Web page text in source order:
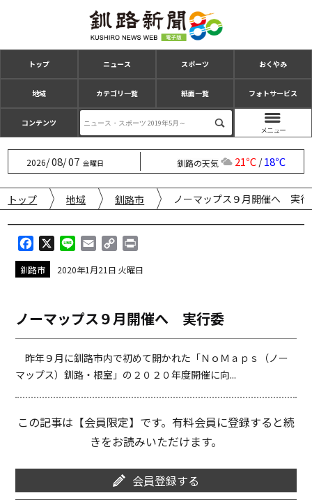
トップ ニュース スポーツ おくやみ
地域 カテゴリ一覧 紙面一覧 フォトサービス
コンテンツ
2026/08/07 金曜日 釧路の天気 21℃/18℃
トップ 地域 釧路市 ノーマップス９月開催へ 実
a
c
o
o
k
n
a
p
i
n
k
i
釧路市 2020年1月21日 火曜日
ノーマップス９月開催へ 実行委
昨年９月に釧路市内で初めて開かれた「ＮｏＭａｐｓ（ノー
マップス）釧路・根室」の２０２０年度開催に向...
この記事は【会員限定】です。有料会員に登録すると続
きをお読みいただけます。
会員登録する